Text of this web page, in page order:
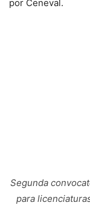
por Ceneval.
Segunda
para